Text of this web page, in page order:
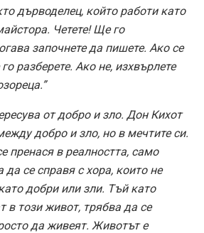
дърводелец, който работи като
Четете! Ще го
започнете да пишете. Ако се
разберете. Ако не, изхвърлете
от добро и зло. Дон Кихот
добро и зло, но в мечтите си.
пренася в реалността, само
да се справя с хора, които не
добри или зли. Тъй като
в този живот, трябва да се
да живеят. Животът е